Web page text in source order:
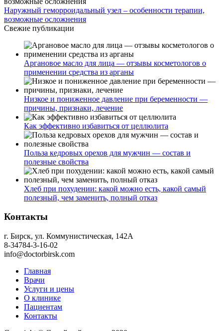
Наружный геморроидальный узел – особенности терапии,
возможные осложнения
Свежие публикации
Аргановое масло для лица — отзывы косметологов о
применении средства из арганы
Низкое и пониженное давление при беременности —
причины, признаки, лечение
Как эффективно избавиться от целлюлита
Польза кедровых орехов для мужчин — состав и
полезные свойства
Хлеб при похудении: какой можно есть, какой самый
полезный, чем заменить, полный отказ
Контакты
г. Бирск, ул. Коммунистическая, 142А
8-34784-3-16-02
info@doctorbirsk.com
Главная
Врачи
Услуги и цены
О клинике
Пациентам
Контакты